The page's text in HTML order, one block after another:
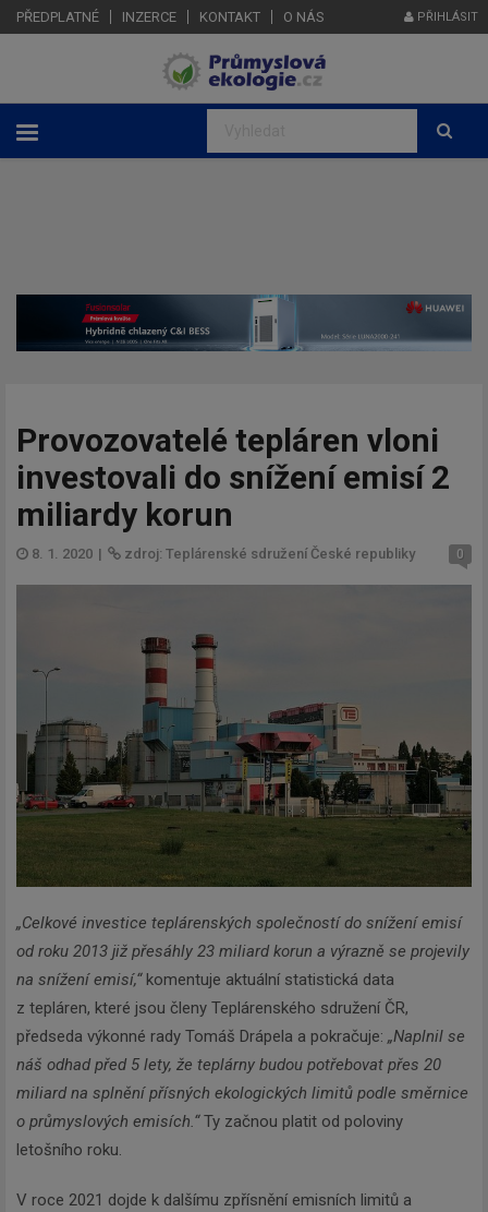
PŘEDPLATNÉ INZERCE KONTAKT O NÁS PŘIHLÁSIT
Provozovatelé tepláren vloni
investovali do snížení emisí 2
miliardy korun
8. 1. 2020 | zdroj: Teplárenské sdružení České republiky 0
„Celkové investice teplárenských společností do snížení emisí
od roku 2013 již přesáhly 23 miliard korun a výrazně se projevily
na snížení emisí,“ komentuje aktuální statistická data
z tepláren, které jsou členy Teplárenského sdružení ČR,
předseda výkonné rady Tomáš Drápela a pokračuje: „Naplnil se
náš odhad před 5 lety, že teplárny budou potřebovat přes 20
miliard na splnění přísných ekologických limitů podle směrnice
o průmyslových emisích.“Ty začnou platit od poloviny
letošního roku.
V roce 2021 dojde k dalšímu zpřísnění emisních limitů a